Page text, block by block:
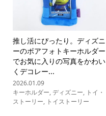
推し活にぴったり。ディズニ
ーのボアフォトキーホルダー
でお気に入りの写真をかわい
くデコレー...
2026.01.09
キーホルダー,ディズニー, トイ・
ストーリー, トイストーリー